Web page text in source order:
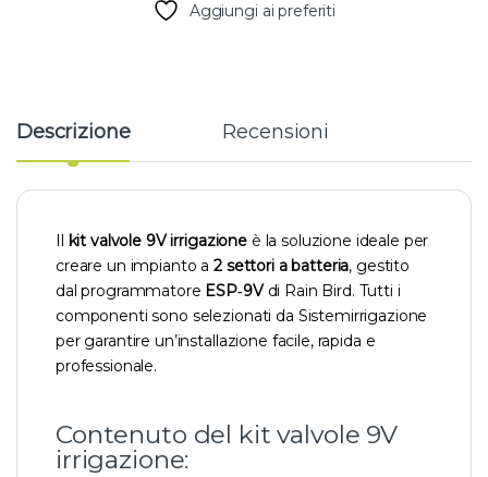
Aggiungi ai preferiti
Descrizione Recensioni
Il kit valvole 9V irrigazioneè la soluzione ideale per
creare un impianto a2 settori a batteria, gestito
dal programmatore ESP‑9Vdi Rain Bird. Tutti i
componenti sono selezionati da Sistemirrigazione
per garantire un’installazione facile, rapida e
professionale.
Contenuto del kit valvole 9V
irrigazione: